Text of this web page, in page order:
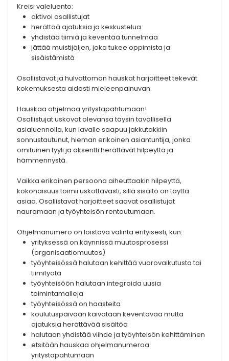
Kreisi valeluento:
aktivoi osallistujat
herättää ajatuksia ja keskustelua
yhdistää tiimiä ja keventää tunnelmaa
jättää muistijäljen, joka tukee oppimista ja
sisäistämistä
Osallistavat ja hulvattoman hauskat harjoitteet tekevät
kokemuksesta aidosti mieleenpainuvan.
Hauskaa ohjelmaa yritystapahtumaan!
Osallistujat uskovat olevansa täysin tavallisella
asialuennolla, kun lavalle saapuu jakkutakkiin
sonnustautunut, hieman erikoinen asiantuntija, jonka
omituinen tyyli ja aksentti herättävät hilpeyttä ja
hämmennystä.
Vaikka erikoinen persoona aiheuttaakin hilpeyttä,
kokonaisuus toimii uskottavasti, sillä sisältö on täyttä
asiaa. Osallistavat harjoitteet saavat osallistujat
nauramaan ja työyhteisön rentoutumaan.
Ohjelmanumero on loistava valinta erityisesti, kun:
yrityksessä on käynnissä muutosprosessi
(organisaatiomuutos)
työyhteisössä halutaan kehittää vuorovaikutusta tai
tiimityötä
työyhteisöön halutaan integroida uusia
toimintamalleja
työyhteisössä on haasteita
koulutuspäivään kaivataan keventävää mutta
ajatuksia herättävää sisältöä
halutaan yhdistää viihde ja työyhteisön kehittäminen
etsitään hauskaa ohjelmanumeroa
yritystapahtumaan